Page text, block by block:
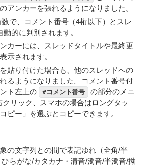
アンカーを張れるようになりました。
で、コメント番号（4桁以下）とスレ
的に判別されます。
カーには、スレッドタイトルや最終更
示されます。
貼り付けた場合も、他のスレッドへの
るようになりました。コメント番号付
ト左上の
#コメント番号
の部分のメニ
クリック、スマホの場合はロングタッ
ピー」を選ぶとコピーできます。
の文字列との間で表記ゆれ（全角/半
らがな/カタカナ・清音/濁音/半濁音/拗